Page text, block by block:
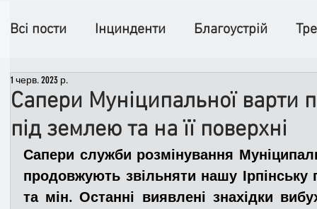
Всі пости Інцинденти Благоустрій
День народження
Спільні заходи Надзвичайні заходи
Медицина Новини ДТП
Сапери Муніципальної
під землею та на її поверхні
1 черв. 2023 р.
Сапери служби розмінування
продовжують звільняти нашу Ірпінську
та мін. Останні виявлені знахідки